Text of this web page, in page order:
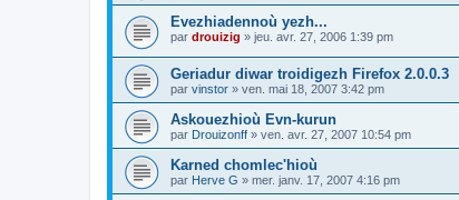
Evezhiadennoù yezh...
par drouizig » jeu. avr. 27, 2006 1:39 pm
Geriadur diwar troidigezh Firefox 2.0.0.3
par vinstor » ven. mai 18, 2007 3:42 pm
Askouezhioù Evn-kurun
par Drouizonff » ven. avr. 27, 2007 10:54 pm
Karned chomlec'hioù
par Herve G » mer. janv. 17, 2007 4:16 pm